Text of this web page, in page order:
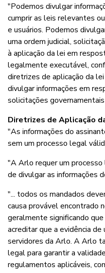
"Podemos divulgar
cumprir as leis relevantes
e usuários. Podemos
uma ordem judicial,
à aplicação da lei em
legalmente executável,
diretrizes de aplicação da
divulgar informações em
solicitações
Diretrizes de Aplicação
"As informações do
sem um processo legal
"A Arlo requer um
de divulgar as informações
"... todos os mandados
causa provável encontrado
geralmente significando
acreditar que a evidência
servidores da Arlo. A Arlo
legal para garantir a
regulamentos aplicáveis,